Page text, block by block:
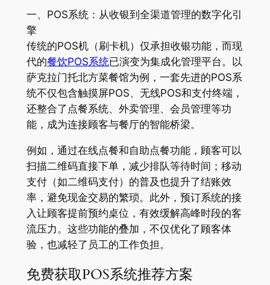
一、POS系统：从收银到全渠道管理的数字化引
擎
传统的POS机（刷卡机）仅承担收银功能，而现
代的餐饮POS系统已演变为集成化管理平台。以
萨克拉门托北方菜餐馆为例，一套先进的POS系
统不仅包含触摸屏POS、无线POS和支付终端，
还整合了点餐系统、外卖管理、会员管理等功
能，成为连接顾客与餐厅的智能桥梁。
例如，通过在线点餐和自助点餐功能，顾客可以
扫描二维码直接下单，减少排队等待时间；移动
支付（如二维码支付）的普及也提升了结账效
率，避免现金交易的繁琐。此外，预订系统的接
入让顾客提前预约桌位，有效缓解高峰时段的客
流压力。这些功能的叠加，不仅优化了顾客体
验，也减轻了员工的工作负担。
免费获取POS系统推荐方案